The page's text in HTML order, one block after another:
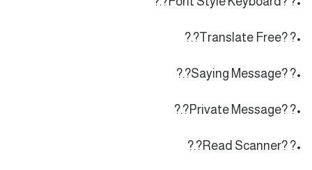
•? ?Translate Free?.?
•? ?Saying Message?.?
•? ?Private Message?.?
•? ?Read Scanner?.?